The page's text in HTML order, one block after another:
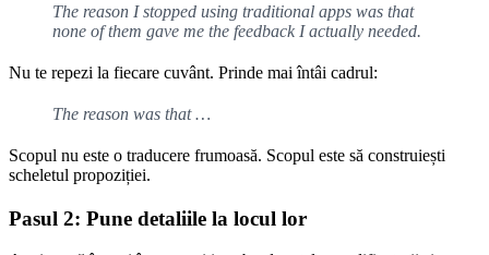
The reason I stopped using traditional apps was that
none of them gave me the feedback I actually needed.
Nu te repezi la fiecare cuvânt. Prinde mai întâi cadrul:
The reason was that …
Scopul nu este o traducere frumoasă. Scopul este să construiești
scheletul propoziției.
Pasul 2: Pune detaliile la locul lor